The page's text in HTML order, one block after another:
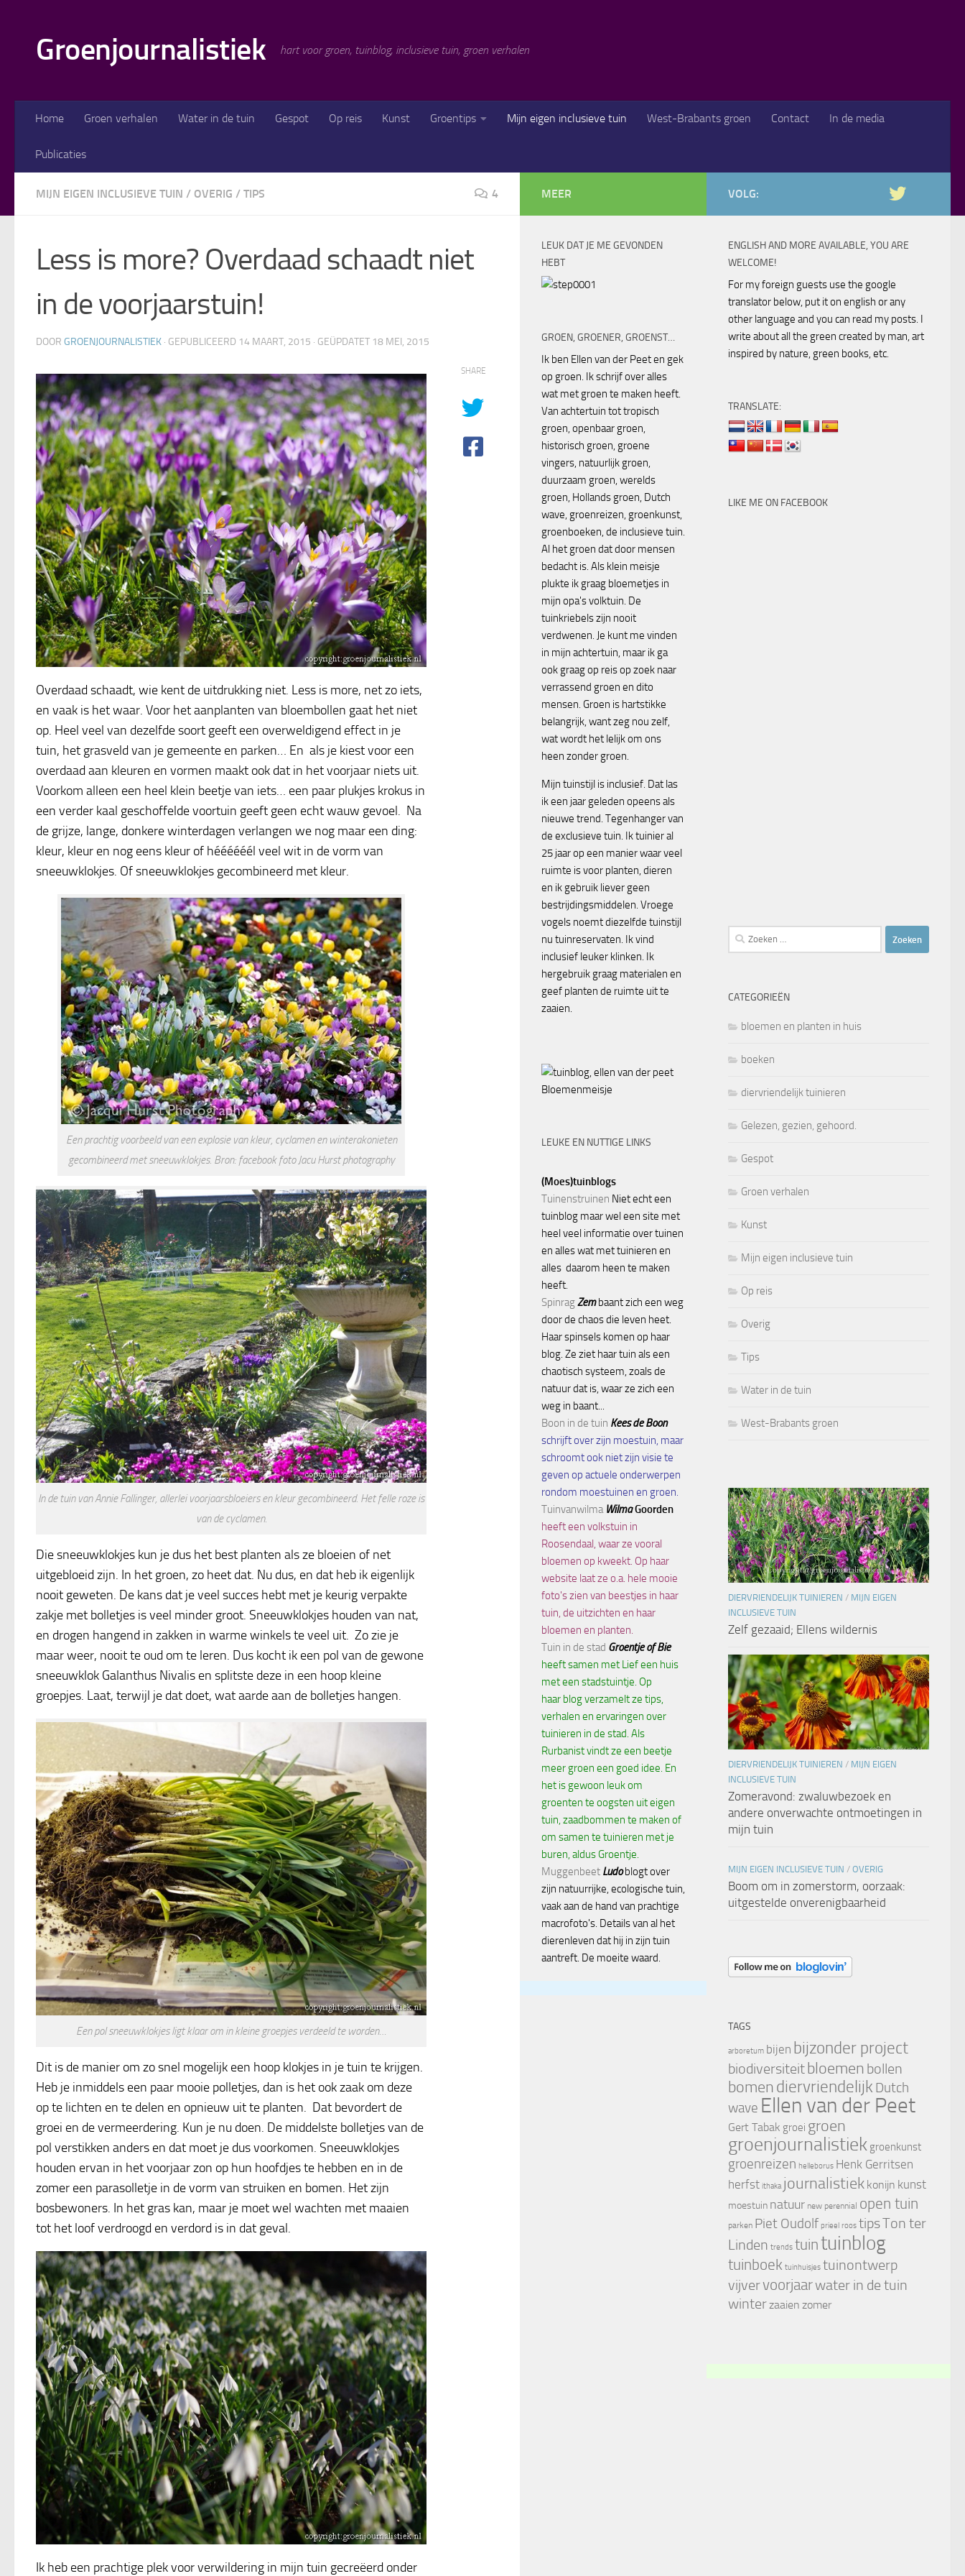
Groenjournalistiek hart voor groen, tuinblog, inclusieve tuin, groen verhalen
Home Groen verhalen Water in de tuin Gespot Op reis Kunst Groentips Mijn eigen inclusieve tuin West-Brabants groen Contact In de media
Publicaties
MIJN EIGEN INCLUSIEVE TUIN / OVERIG / TIPS 4
Less is more? Overdaad schaadt niet
in de voorjaarstuin!
DOOR GROENJOURNALISTIEK · GEPUBLICEERD 14 MAART, 2015 · GEÜPDATET 18 MEI, 2015
Overdaad schaadt, wie kent de uitdrukking niet. Less is more, net zo iets,
en vaak is het waar. Voor het aanplanten van bloembollen gaat het niet
op. Heel veel van dezelfde soort geeft een overweldigend effect in je
tuin, het grasveld van je gemeente en parken… En als je kiest voor een
overdaad aan kleuren en vormen maakt ook dat in het voorjaar niets uit.
Voorkom alleen een heel klein beetje van iets… een paar plukjes krokus in
een verder kaal geschoffelde voortuin geeft geen echt wauw gevoel. Na
de grijze, lange, donkere winterdagen verlangen we nog maar een ding:
kleur, kleur en nog eens kleur of héééééél veel wit in de vorm van
sneeuwklokjes. Of sneeuwklokjes gecombineerd met kleur.
Een prachtig voorbeeld van een explosie van kleur, cyclamen en winterakonieten
gecombineerd met sneeuwklokjes. Bron: facebook foto Jacu Hurst photography
In de tuin van Annie Fallinger, allerlei voorjaarsbloeiers en kleur gecombineerd. Het felle roze is
van de cyclamen.
Die sneeuwklokjes kun je dus het best planten als ze bloeien of net
uitgebloeid zijn. In het groen, zo heet dat. Nu dus, en dat heb ik eigenlijk
nooit geweten. De kans dat je veel succes hebt met je keurig verpakte
zakje met bolletjes is veel minder groot. Sneeuwklokjes houden van nat,
en drogen hangend in zakken in warme winkels te veel uit. Zo zie je
maar weer, nooit te oud om te leren. Dus kocht ik een pol van de gewone
sneeuwklok Galanthus Nivalis en splitste deze in een hoop kleine
groepjes. Laat, terwijl je dat doet, wat aarde aan de bolletjes hangen.
Een pol sneeuwklokjes ligt klaar om in kleine groepjes verdeeld te worden…
Dit is de manier om zo snel mogelijk een hoop klokjes in je tuin te krijgen.
Heb je inmiddels een paar mooie polletjes, dan is het ook zaak om deze
op te lichten en te delen en opnieuw uit te planten. Dat bevordert de
groei en de vermeerdering. Kun je nu doen. De middelste bolletjes van de
pol verstikken anders en dat moet je dus voorkomen. Sneeuwklokjes
houden ervan in het voorjaar zon op hun hoofdjes te hebben en in de
zomer een parasolletje in de vorm van struiken en bomen. Het zijn
bosbewoners. In het gras kan, maar je moet wel wachten met maaien
tot het loof verdroogd en verdord is in dat geval.
Ik heb een prachtige plek voor verwildering in mijn tuin gecreëerd onder
SHARE
VOLG:
ENGLISH AND MORE AVAILABLE, YOU ARE
WELCOME!
For my foreign guests use the google
translator below, put it on english or any
other language and you can read my posts. I
write about all the green created by man, art
inspired by nature, green books, etc.
TRANSLATE:
LIKE ME ON FACEBOOK
Zoeken
naar:
CATEGORIEËN
bloemen en planten in huis
boeken
diervriendelijk tuinieren
Gelezen, gezien, gehoord.
Gespot
Groen verhalen
Kunst
Mijn eigen inclusieve tuin
Op reis
Overig
Tips
Water in de tuin
West-Brabants groen
DIERVRIENDELIJK TUINIEREN / MIJN EIGEN
INCLUSIEVE TUIN
Zelf gezaaid; Ellens wildernis
DIERVRIENDELIJK TUINIEREN / MIJN EIGEN
INCLUSIEVE TUIN
Zomeravond: zwaluwbezoek en
andere onverwachte ontmoetingen in
mijn tuin
MIJN EIGEN INCLUSIEVE TUIN / OVERIG
Boom om in zomerstorm, oorzaak:
uitgestelde onverenigbaarheid
TAGS
arboretum bijen bijzonder project
biodiversiteitbloemen bollen
bomendiervriendelijk Dutch
wave Ellen van der Peet
Gert Tabak groei groen
groenjournalistiek groenkunst
groenreizen helleborus Henk Gerritsen
herfst ithaka journalistiek konijn kunst
moestuin natuur new perennial open tuin
parken Piet Oudolf prieel roos tipsTon ter
Linden trends tuintuinblog
tuinboek tuinhuisjes tuinontwerp
vijvervoorjaarwater in de tuin
winterzaaien zomer
MEER
LEUK DAT JE ME GEVONDEN
HEBT
GROEN, GROENER, GROENST…
Ik ben Ellen van der Peet en gek
op groen. Ik schrijf over alles
wat met groen te maken heeft.
Van achtertuin tot tropisch
groen, openbaar groen,
historisch groen, groene
vingers, natuurlijk groen,
duurzaam groen, werelds
groen, Hollands groen, Dutch
wave, groenreizen, groenkunst,
groenboeken, de inclusieve tuin.
Al het groen dat door mensen
bedacht is. Als klein meisje
plukte ik graag bloemetjes in
mijn opa's volktuin. De
tuinkriebels zijn nooit
verdwenen. Je kunt me vinden
in mijn achtertuin, maar ik ga
ook graag op reis op zoek naar
verrassend groen en dito
mensen. Groen is hartstikke
belangrijk, want zeg nou zelf,
wat wordt het lelijk om ons
heen zonder groen.
Mijn tuinstijl is inclusief. Dat las
ik een jaar geleden opeens als
nieuwe trend. Tegenhanger van
de exclusieve tuin. Ik tuinier al
25 jaar op een manier waar veel
ruimte is voor planten, dieren
en ik gebruik liever geen
bestrijdingsmiddelen. Vroege
vogels noemt diezelfde tuinstijl
nu tuinreservaten. Ik vind
inclusief leuker klinken. Ik
hergebruik graag materialen en
geef planten de ruimte uit te
zaaien.
Bloemenmeisje
LEUKE EN NUTTIGE LINKS
(Moes)tuinblogs
Tuinenstruinen Niet echt een
tuinblog maar wel een site met
heel veel informatie over tuinen
en alles wat met tuinieren en
alles daarom heen te maken
heeft.
SpinragZem baant zich een weg
door de chaos die leven heet.
Haar spinsels komen op haar
blog. Ze ziet haar tuin als een
chaotisch systeem, zoals de
natuur dat is, waar ze zich een
weg in baant...
Boon in de tuin Kees de Boon
schrijft over zijn moestuin, maar
schroomt ook niet zijn visie te
geven op actuele onderwerpen
rondom moestuinen en groen.
Tuinvanwilma WilmaGoorden
heeft een volkstuin in
Roosendaal, waar ze vooral
bloemen op kweekt. Op haar
website laat ze o.a. hele mooie
foto's zien van beestjes in haar
tuin, de uitzichten en haar
bloemen en planten.
Tuin in de stad Groentje of Bie
heeft samen met Lief een huis
met een stadstuintje. Op
haar blog verzamelt ze tips,
verhalen en ervaringen over
tuinieren in de stad. Als
Rurbanist vindt ze een beetje
meer groen een goed idee. En
het is gewoon leuk om
groenten te oogsten uit eigen
tuin, zaadbommen te maken of
om samen te tuinieren met je
buren, aldus Groentje.
Muggenbeet Ludoblogt over
zijn natuurrijke, ecologische tuin,
vaak aan de hand van prachtige
macrofoto's. Details van al het
dierenleven dat hij in zijn tuin
aantreft. De moeite waard.